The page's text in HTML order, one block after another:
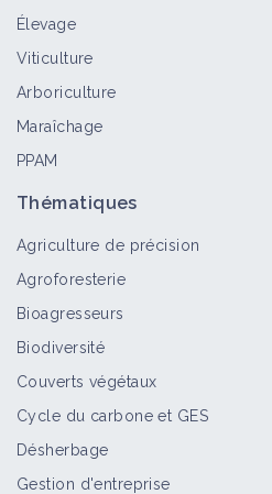
Élevage
Viticulture
Arboriculture
Maraîchage
PPAM
Thématiques
Agriculture de précision
Agroforesterie
Bioagresseurs
Biodiversité
Couverts végétaux
Cycle du carbone et GES
Désherbage
Gestion d'entreprise